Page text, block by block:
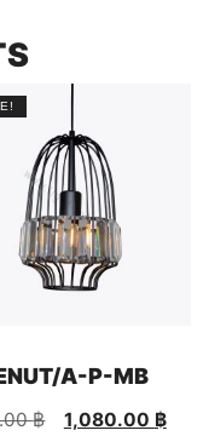
A-P-MB
฿ 1,080.00 ฿